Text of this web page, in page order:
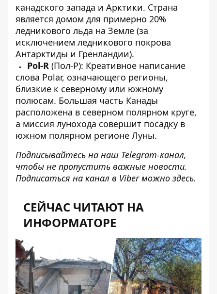
канадского запада и Арктики. Страна
является домом для примерно 20%
ледникового льда на Земле (за
исключением ледникового покрова
Антарктиды и Гренландии).
Pol-R (Пол-Р): Креативное написание
слова Polar, означающего регионы,
близкие к северному или южному
полюсам. Большая часть Канады
расположена в северном полярном круге,
а миссия лунохода совершит посадку в
южном полярном регионе Луны.
Подписывайтесь на наш Telegram-канал,
чтобы не пропустить важные новости.
Подписаться на канал в Viber можно здесь.
СЕЙЧАС ЧИТАЮТ НА
ИНФОРМАТОРЕ